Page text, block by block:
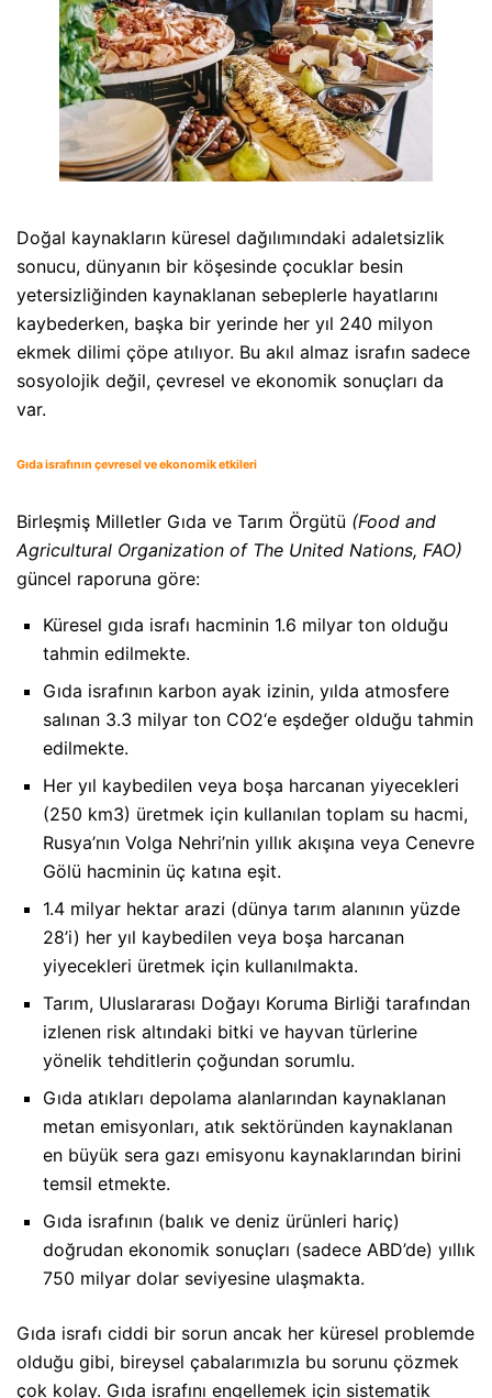
Doğal kaynakların küresel dağılımındaki adaletsizlik
sonucu, dünyanın bir köşesinde çocuklar besin
yetersizliğinden kaynaklanan sebeplerle hayatlarını
kaybederken, başka bir yerinde her yıl 240 milyon
ekmek dilimi çöpe atılıyor. Bu akıl almaz israfın sadece
sosyolojik değil, çevresel ve ekonomik sonuçları da
var.
Gıda israfının çevresel ve ekonomik etkileri
Birleşmiş Milletler Gıda ve Tarım Örgütü (Food and
Agricultural Organization of The United Nations, FAO)
güncel raporuna göre:
Küresel gıda israfı hacminin 1.6 milyar ton olduğu
tahmin edilmekte.
Gıda israfının karbon ayak izinin, yılda atmosfere
salınan 3.3 milyar ton CO2‘e eşdeğer olduğu tahmin
edilmekte.
Her yıl kaybedilen veya boşa harcanan yiyecekleri
(250 km3) üretmek için kullanılan toplam su hacmi,
Rusya’nın Volga Nehri’nin yıllık akışına veya Cenevre
Gölü hacminin üç katına eşit.
1.4 milyar hektar arazi (dünya tarım alanının yüzde
28’i) her yıl kaybedilen veya boşa harcanan
yiyecekleri üretmek için kullanılmakta.
Tarım, Uluslararası Doğayı Koruma Birliği tarafından
izlenen risk altındaki bitki ve hayvan türlerine
yönelik tehditlerin çoğundan sorumlu.
Gıda atıkları depolama alanlarından kaynaklanan
metan emisyonları, atık sektöründen kaynaklanan
en büyük sera gazı emisyonu kaynaklarından birini
temsil etmekte.
Gıda israfının (balık ve deniz ürünleri hariç)
doğrudan ekonomik sonuçları (sadece ABD’de) yıllık
750 milyar dolar seviyesine ulaşmakta.
Gıda israfı ciddi bir sorun ancak her küresel problemde
olduğu gibi, bireysel çabalarımızla bu sorunu çözmek
çok kolay. Gıda israfını engellemek için sistematik